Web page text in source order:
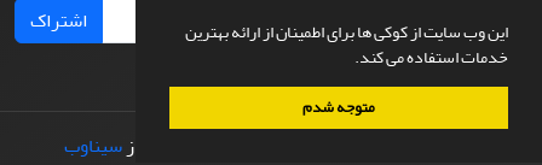
این وب سایت از کوکی ها برای اطمینان از ارائه بهترین
خدمات استفاده می کند.
متوجه شدم
اشتراک
طراحی و پیاده سازی ازسیناوب